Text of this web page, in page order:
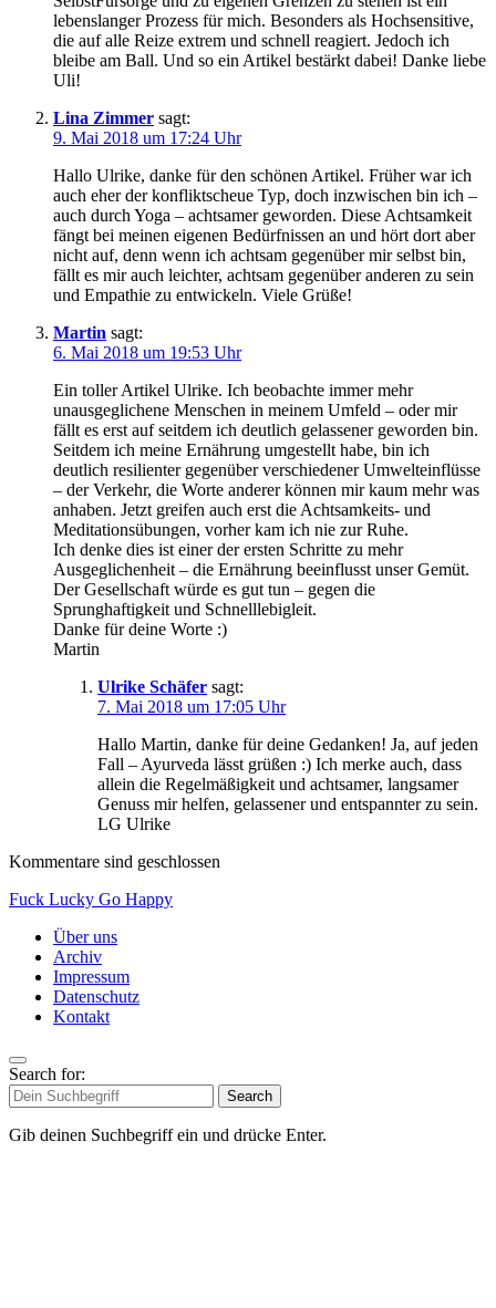
lebenslanger Prozess für mich. Besonders als Hochsensitive,
die auf alle Reize extrem und schnell reagiert. Jedoch ich
bleibe am Ball. Und so ein Artikel bestärkt dabei! Danke liebe
Uli!
Lina Zimmer sagt:
9. Mai 2018 um 17:24 Uhr
Hallo Ulrike, danke für den schönen Artikel. Früher war ich
auch eher der konfliktscheue Typ, doch inzwischen bin ich –
auch durch Yoga – achtsamer geworden. Diese Achtsamkeit
fängt bei meinen eigenen Bedürfnissen an und hört dort aber
nicht auf, denn wenn ich achtsam gegenüber mir selbst bin,
fällt es mir auch leichter, achtsam gegenüber anderen zu sein
und Empathie zu entwickeln. Viele Grüße!
Martin sagt:
6. Mai 2018 um 19:53 Uhr
Ein toller Artikel Ulrike. Ich beobachte immer mehr
unausgeglichene Menschen in meinem Umfeld – oder mir
fällt es erst auf seitdem ich deutlich gelassener geworden bin.
Seitdem ich meine Ernährung umgestellt habe, bin ich
deutlich resilienter gegenüber verschiedener Umwelteinflüsse
– der Verkehr, die Worte anderer können mir kaum mehr was
anhaben. Jetzt greifen auch erst die Achtsamkeits- und
Meditationsübungen, vorher kam ich nie zur Ruhe.
Ich denke dies ist einer der ersten Schritte zu mehr
Ausgeglichenheit – die Ernährung beeinflusst unser Gemüt.
Der Gesellschaft würde es gut tun – gegen die
Sprunghaftigkeit und Schnelllebigleit.
Danke für deine Worte :)
Martin
Ulrike Schäfer sagt:
7. Mai 2018 um 17:05 Uhr
Hallo Martin, danke für deine Gedanken! Ja, auf jeden
Fall – Ayurveda lässt grüßen :) Ich merke auch, dass
allein die Regelmäßigkeit und achtsamer, langsamer
Genuss mir helfen, gelassener und entspannter zu sein.
LG Ulrike
Kommentare sind geschlossen
Fuck Lucky Go Happy
Über uns
Archiv
Impressum
Datenschutz
Kontakt
Search for:
Search
Gib deinen Suchbegriff ein und drücke Enter.